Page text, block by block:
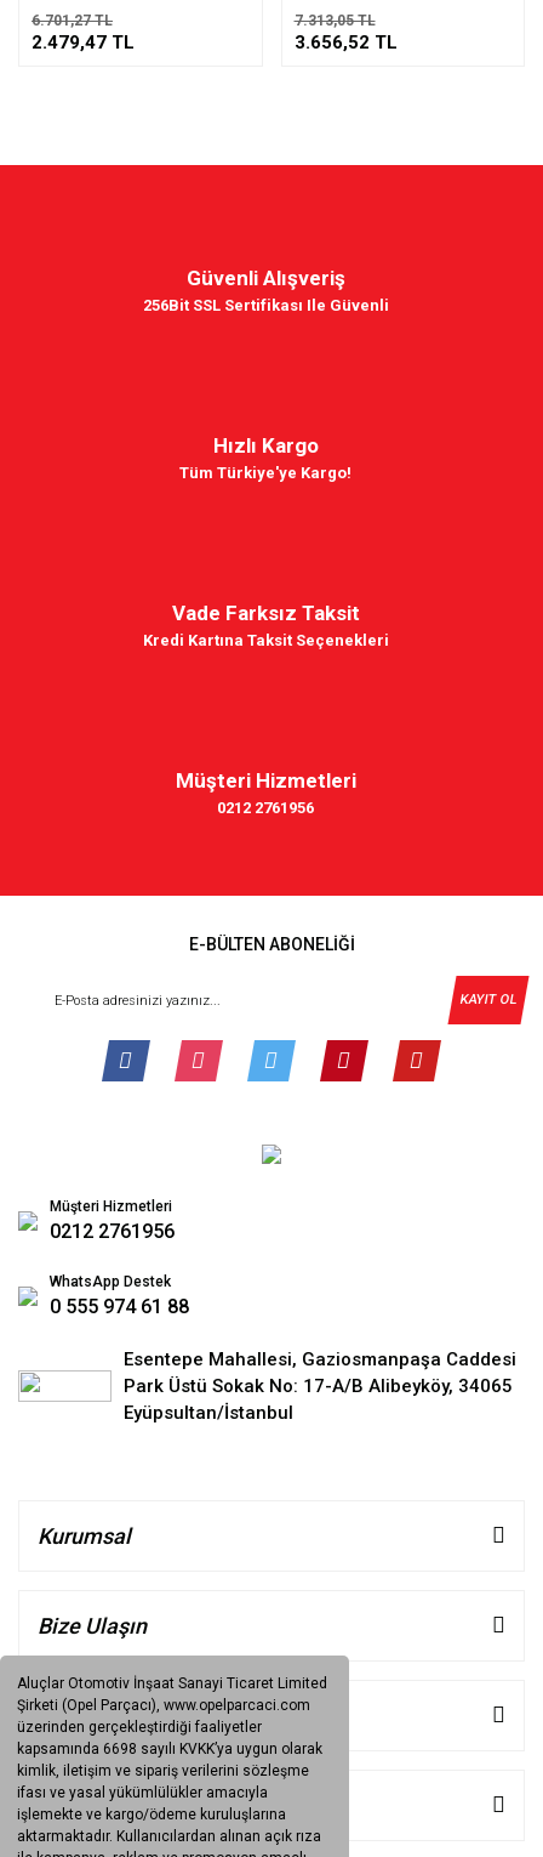
Aluçlar Otomotiv İnşaat Sanayi Ticaret Limited
Şirketi (Opel Parçacı), www.opelparcaci.com
üzerinden gerçekleştirdiği faaliyetler
kapsamında 6698 sayılı KVKK’ya uygun olarak
kimlik, iletişim ve sipariş verilerini sözleşme
ifası ve yasal yükümlülükler amacıyla
işlemekte ve kargo/ödeme kuruluşlarına
aktarmaktadır. Kullanıcılardan alınan açık rıza
6.701,27 TL
2.479,47 TL
7.313,05 TL
3.656,52 TL
Güvenli Alışveriş
256Bit SSL Sertifikası Ile Güvenli
Hızlı Kargo
Tüm Türkiye'ye Kargo!
Vade Farksız Taksit
Kredi Kartına Taksit Seçenekleri
Müşteri Hizmetleri
0212 2761956
E-BÜLTEN ABONELİĞİ
KAYIT OL
Müşteri Hizmetleri
0212 2761956
WhatsApp Destek
0 555 974 61 88
Esentepe Mahallesi, Gaziosmanpaşa Caddesi
Park Üstü Sokak No: 17-A/B Alibeyköy, 34065
Eyüpsultan/İstanbul
Kurumsal
Bize Ulaşın
Müşteri Hizmetleri
Kategoriler